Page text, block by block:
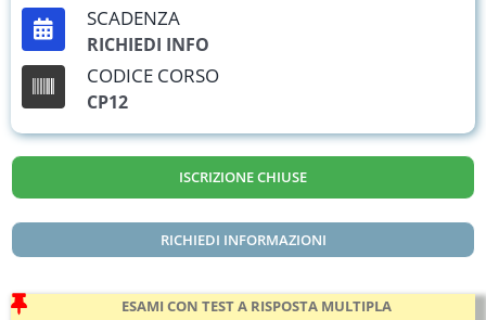
ESAMI CON TEST A RISPOSTA MULTIPLA
SCADENZA
RICHIEDI INFO
CODICE CORSO
CP12
RICHIEDI INFORMAZIONI
ISCRIZIONE CHIUSE